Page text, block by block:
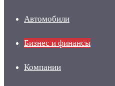
Автомобили
Бизнес и финансы
Компании